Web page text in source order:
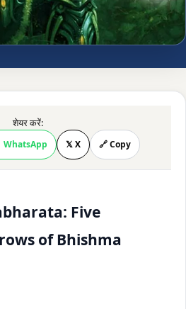
शेयर करें:
WhatsApp 𝕏 X 🔗 Copy
Five
of Bhishma